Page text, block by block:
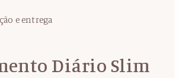
e entrega
Diário Slim